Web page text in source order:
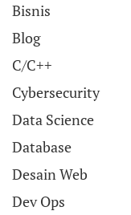
Bisnis
Blog
C/C++
Cybersecurity
Data Science
Database
Desain Web
Dev Ops